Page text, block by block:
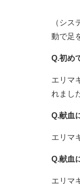
（シ
動で足
Q.初め
エリマ
れまし
Q.献血
エリマ
Q.献血
エリマ